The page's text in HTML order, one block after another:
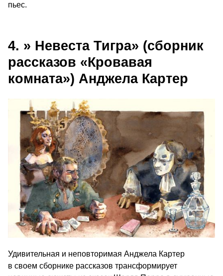
пьес.
4. » Невеста Тигра» (сборник
рассказов «Кровавая
комната») Анджела Картер
Удивительная и неповторимая Анджела Картер
в своем сборнике рассказов трансформирует